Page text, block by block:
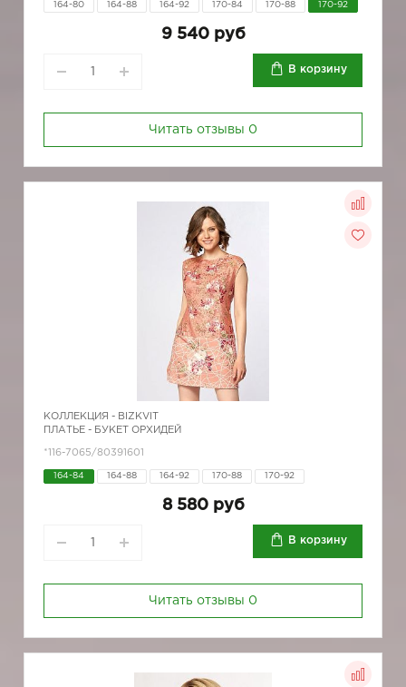
164-80 164-88 164-92 170-84 170-88 170-92
9 540 руб
В корзину
Читать отзывы 0
КОЛЛЕКЦИЯ - BIZKVIT
ПЛАТЬЕ - БУКЕТ ОРХИДЕЙ
*116-7065/80391601
164-84 164-88 164-92 170-88 170-92
8 580 руб
В корзину
Читать отзывы 0